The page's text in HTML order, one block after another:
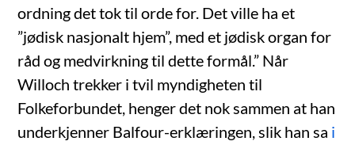
ordning det tok til orde for. Det ville ha et
”jødisk nasjonalt hjem”, med et jødisk organ for
råd og medvirkning til dette formål.” Når
Willoch trekker i tvil myndigheten til
Folkeforbundet, henger det nok sammen at han
underkjenner Balfour-erklæringen, slik han sa i